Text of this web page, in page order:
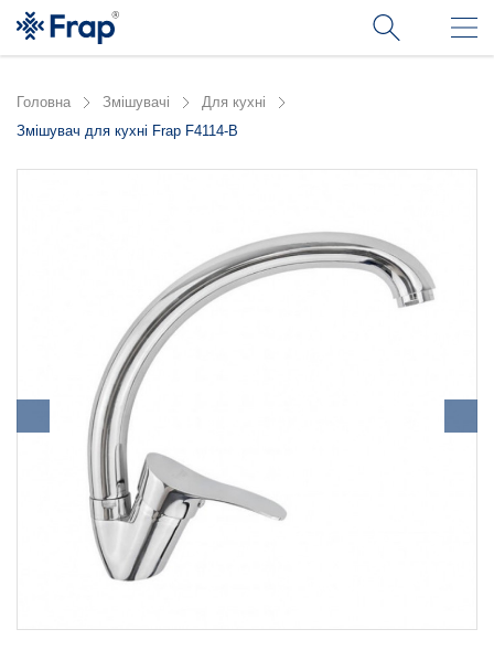
Головна Змішувачі
Для кухні
Змішувач для кухні Frap F4114-В